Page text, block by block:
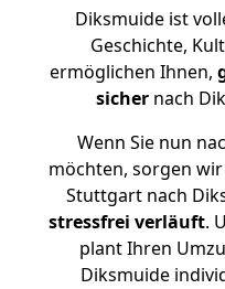
Diksmuide ist
Geschichte,
ermöglichen Ihnen,
sichernach
Wenn Sie nun
möchten, sorgen
Stuttgart nach
stressfrei verläuft.
plant Ihren
Diksmuide